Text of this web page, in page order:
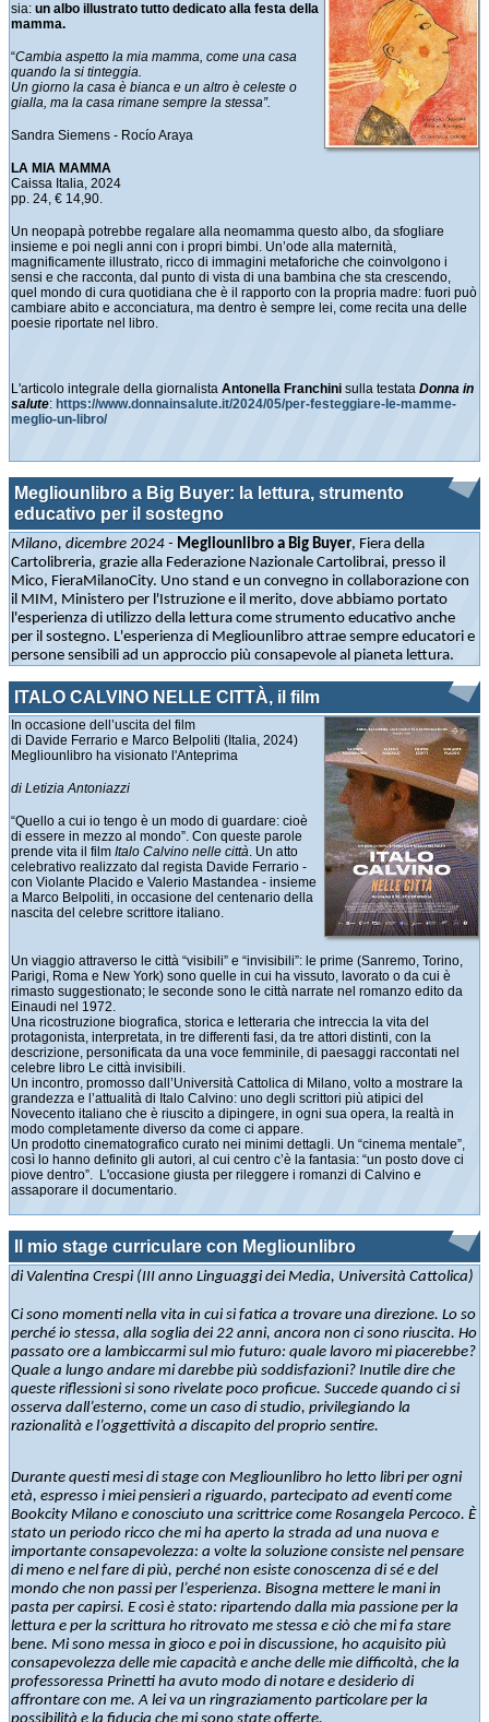
sia: un albo illustrato tutto dedicato alla festa della
mamma.
“Cambia aspetto la mia mamma, come una casa
quando la si tinteggia.
Un giorno la casa è bianca e un altro è celeste o
gialla, ma la casa rimane sempre la stessa”.
Sandra Siemens - Rocío Araya
LA MIA MAMMA
Caissa Italia, 2024
pp. 24, € 14,90.
Un neopapà potrebbe regalare alla neomamma questo albo, da sfogliare
insieme e poi negli anni con i propri bimbi. Un’ode alla maternità,
magnificamente illustrato, ricco di immagini metaforiche che coinvolgono i
sensi e che racconta, dal punto di vista di una bambina che sta crescendo,
quel mondo di cura quotidiana che è il rapporto con la propria madre: fuori può
cambiare abito e acconciatura, ma dentro è sempre lei, come recita una delle
poesie riportate nel libro.
L'articolo integrale della giornalista Antonella Franchini sulla testata Donna in
salute: https://www.donnainsalute.it/2024/05/per-festeggiare-le-mamme-
meglio-un-libro/
Megliounlibro a Big Buyer: la lettura, strumento
educativo per il sostegno
Milano, dicembre 2024 - Megliounlibro a Big Buyer, Fiera della
Cartolibreria, grazie alla Federazione Nazionale Cartolibrai, presso il
Mico, FieraMilanoCity. Uno stand e un convegno in collaborazione con
il MIM, Ministero per l'Istruzione e il merito, dove abbiamo portato
l'esperienza di utilizzo della lettura come strumento educativo anche
per il sostegno. L'esperienza di Megliounlibro attrae sempre educatori e
persone sensibili ad un approccio più consapevole al pianeta lettura.
ITALO CALVINO NELLE CITTÀ, il film
In occasione dell’uscita del film
di Davide Ferrario e Marco Belpoliti (Italia, 2024)
Megliounlibro ha visionato l'Anteprima
di Letizia Antoniazzi
“Quello a cui io tengo è un modo di guardare: cioè
di essere in mezzo al mondo”. Con queste parole
prende vita il film Italo Calvino nelle città . Un atto
celebrativo realizzato dal regista Davide Ferrario -
con Violante Placido e Valerio Mastandea - insieme
a Marco Belpoliti, in occasione del centenario della
nascita del celebre scrittore italiano.
Un viaggio attraverso le città “visibili” e “invisibili”: le prime (Sanremo, Torino,
Parigi, Roma e New York) sono quelle in cui ha vissuto, lavorato o da cui è
rimasto suggestionato; le seconde sono le città narrate nel romanzo edito da
Einaudi nel 1972.
Una ricostruzione biografica, storica e letteraria che intreccia la vita del
protagonista, interpretata, in tre differenti fasi, da tre attori distinti, con la
descrizione, personificata da una voce femminile, di paesaggi raccontati nel
celebre libro Le città invisibili.
Un incontro, promosso dall’Università Cattolica di Milano, volto a mostrare la
grandezza e l’attualità di Italo Calvino: uno degli scrittori più atipici del
Novecento italiano che è riuscito a dipingere, in ogni sua opera, la realtà in
modo completamente diverso da come ci appare.
Un prodotto cinematografico curato nei minimi dettagli. Un “cinema mentale”,
così lo hanno definito gli autori, al cui centro c’è la fantasia: “un posto dove ci
piove dentro”. L'occasione giusta per rileggere i romanzi di Calvino e
assaporare il documentario.
Il mio stage curriculare con Megliounlibro
di Valentina Crespi (III anno Linguaggi dei Media, Università Cattolica)
Ci sono momenti nella vita in cui si fatica a trovare una direzione. Lo so
perché io stessa, alla soglia dei 22 anni, ancora non ci sono riuscita. Ho
passato ore a lambiccarmi sul mio futuro: quale lavoro mi piacerebbe?
Quale a lungo andare mi darebbe più soddisfazioni? Inutile dire che
queste riflessioni si sono rivelate poco proficue. Succede quando ci si
osserva dall’esterno, come un caso di studio, privilegiando la
razionalità e l’oggettività a discapito del proprio sentire.
Durante questi mesi di stage con Megliounlibro ho letto libri per ogni
età, espresso i miei pensieri a riguardo, partecipato ad eventi come
Bookcity Milano e conosciuto una scrittrice come Rosangela Percoco. È
stato un periodo ricco che mi ha aperto la strada ad una nuova e
importante consapevolezza: a volte la soluzione consiste nel pensare
di meno e nel fare di più, perché non esiste conoscenza di sé e del
mondo che non passi per l’esperienza. Bisogna mettere le mani in
pasta per capirsi. E così è stato: ripartendo dalla mia passione per la
lettura e per la scrittura ho ritrovato me stessa e ciò che mi fa stare
bene. Mi sono messa in gioco e poi in discussione, ho acquisito più
consapevolezza delle mie capacità e anche delle mie difficoltà, che la
professoressa Prinetti ha avuto modo di notare e desiderio di
affrontare con me. A lei va un ringraziamento particolare per la